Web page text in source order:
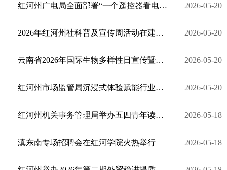
红河州广电局全面部署“一个遥控器看电视”专项行动 2026-05-20
2026年红河州社科普及宣传周活动在建水县启动 2026-05-20
云南省2026年国际生物多样性日宣传暨中越（云南—老街）协作交流活动在河口举行 2026-05-20
红河州市场监管局沉浸式体验赋能行业提质增效 2026-05-20
红河州机关事务管理局举办五四青年读书分享会 2026-05-18
滇东南专场招聘会在红河学院火热举行 2026-05-18